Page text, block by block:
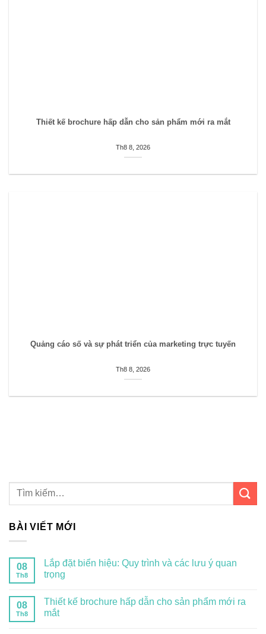
Thiết kế brochure hấp dẫn cho sản phẩm mới ra mắt
Th8 8, 2026
Quảng cáo số và sự phát triển của marketing trực tuyến
Th8 8, 2026
BÀI VIẾT MỚI
08
Th8
Lắp đặt biển hiệu: Quy trình và các lưu ý quan
trọng
08
Th8
Thiết kế brochure hấp dẫn cho sản phẩm mới ra
mắt